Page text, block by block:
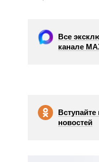
Все
канале
новостей